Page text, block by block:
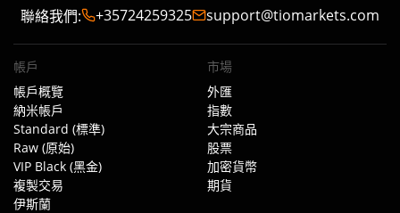
聯絡我們: +35724259325 support@tiomarkets.com
帳戶
帳戶概覽
納米帳戶
Standard (標準)
Raw (原始)
VIP Black (黑金)
複製交易
伊斯蘭
市場
外匯
指數
大宗商品
股票
加密貨幣
期貨